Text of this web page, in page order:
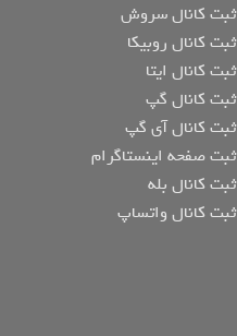
ثبت کانال سروش
ثبت کانال روبیکا
ثبت کانال ایتا
ثبت کانال گپ
ثبت کانال آی گپ
ثبت صفحه اینستاگرام
ثبت کانال بله
ثبت کانال واتساپ